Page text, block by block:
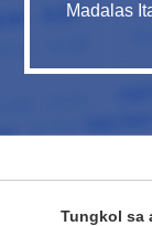
Madalas
Tungkol sa